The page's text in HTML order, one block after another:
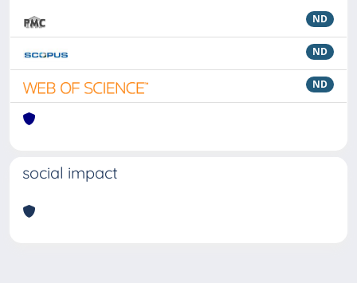
ND
ND
ND
social impact